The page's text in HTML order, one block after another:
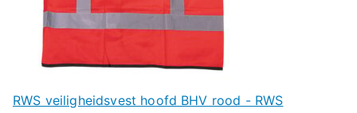
RWS veiligheidsvest hoofd BHV rood - RWS